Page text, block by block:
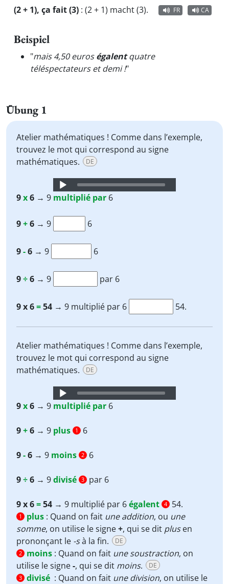
(2 + 1), ça fait (3) : (2 + 1) macht (3). FR CA
Beispiel
"mais 4,50 euroségalentquatre
téléspectateurs et demi !"
Übung 1
Atelier mathématiques ! Comme dans l’exemple,
trouvez le mot qui correspond au signe
mathématiques.
DE
Audio
Player
9x6 → 9 multiplié par 6
9+6 → 9 6
9-6 → 9 6
9÷6 → 9 par 6
9 x 6=54 → 9 multiplié par 6 54.
Atelier mathématiques ! Comme dans l’exemple,
trouvez le mot qui correspond au signe
mathématiques.
DE
Audio
Player
9x6 → 9 multiplié par 6
9+6 → 9 plus 1 6
9-6 → 9 moins 2 6
9÷6 → 9divisé 3 par 6
9 x 6=54 → 9 multiplié par 6égalent 4 54.
1 plus : Quand on fait une addition, ou une
somme, on utilise le signe+, qui se dit plusen
prononçant le -sà la fin. DE
2 moins : Quand on fait une soustraction, on
utilise le signe-, qui se dit moins. DE
3 divisé : Quand on fait une division, on utilise le